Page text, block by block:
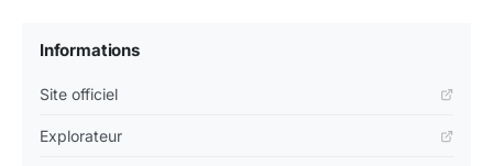
Informations
Site officiel
Explorateur